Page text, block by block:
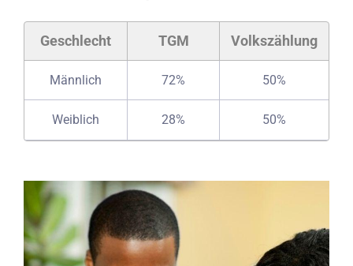
Geschlecht TGM Volkszählung
Männlich 72% 50%
Weiblich 28% 50%